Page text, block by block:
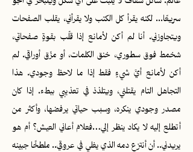
سريعًا... لكنه يقرأ كل الكتب ولا يقرأني، يقلب الصفحات
ويتجاوزني. أنا لم أكن لأمانع إذا قلّب بقوةٍ صفحاتي،
شخمط فوق سطوري، خنق الكلمات، أو مزّق أوراقي. لم
أكن لأمانع أيَّ شيءٍ فقط إذا ما لاحظ وجودي. هذا
التجاهل التام يقتلني، ويتلذذ في تعذيبي ببطء. إذا كان
مصدر وجودي ينكره، وسبب حياتي يرفضها، وأكثر من
أتطلع إليه لا يكاد ينظر إلي…فعلامَ أعاني العيش؟ أم هو
يريدني.. أن أنتزع دمه الذي يغلي في عروقي.. ملطخًا جبينه